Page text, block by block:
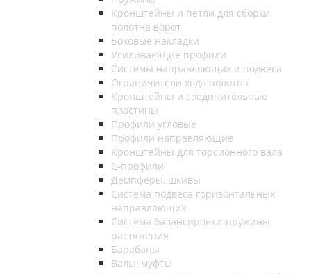
Кронштейны и петли для сборки
полотна ворот
Боковые накладки
Усиливающие профили
Системы направляющих и подвеса
Ограничители хода полотна
Кронштейны и соединительные
пластины
Профили угловые
Профили направляющие
Кронштейны для торсионного вала
С-профили
Демпферы, шкивы
Система подвеса горизонтальных
направляющих
Система балансировки-пружины
растяжения
Барабаны
Валы, муфты